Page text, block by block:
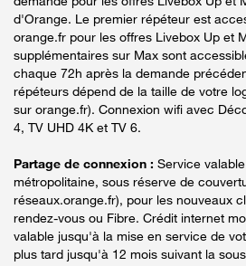
d'Orange. Le premier répéteur est
orange.fr pour les offres Livebox Up et
supplémentaires sur Max sont
chaque 72h après la demande
répéteurs dépend de la taille de votre
sur orange.fr). Connexion wifi avec
4, TV UHD 4K et TV 6.
Partage de connexion : Service
métropolitaine, sous réserve de
réseaux.orange.fr), pour les nouveaux
rendez-vous ou Fibre. Crédit internet
valable jusqu'à la mise en service de
plus tard jusqu'à 12 mois suivant la